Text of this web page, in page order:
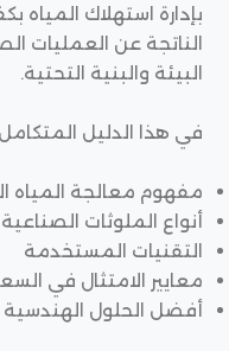
بإدارة استهلاك المياه
الناتجة عن العمليات
البيئة والبنية التحتية.
في هذا الدليل
مفهوم معالجة المياه
أنواع الملوثات الصناعية
التقنيات المستخدمة
معايير الامتثال في
أفضل الحلول